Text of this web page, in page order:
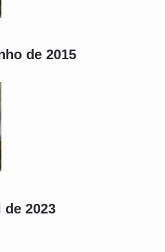
de 2015
2023